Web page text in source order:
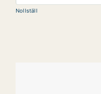
Nollställ